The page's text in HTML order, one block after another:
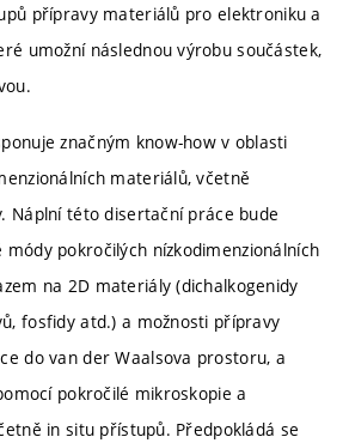
přípravy materiálů pro elektroniku a
umožní následnou výrobu součástek,
značným know-how v oblasti
materiálů, včetně
Náplní této disertační práce bude
pokročilých nízkodimenzionálních
na 2D materiály (dichalkogenidy
fosfidy atd.) a možnosti přípravy
do van der Waalsova prostoru, a
pokročilé mikroskopie a
in situ přístupů. Předpokládá se